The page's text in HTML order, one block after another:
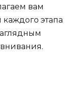
вам
этапа